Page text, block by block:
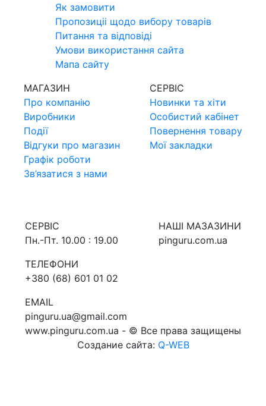
Як замовити
Пропозицii щодо вибору товарiв
Питання та вiдповiдi
Умови використання сайта
Мапа сайту
МАГАЗИН
Про компанiю
Виробники
Події
Відгуки про магазин
Графік роботи
Зв’язатися з нами
СЕРВIС
Новинки та хiти
Особистий кабінет
Повернення товару
Мої закладки
СЕРВIС
Пн.-Пт. 10.00 : 19.00
ТЕЛЕФОНИ
+380 (68) 601 01 02
EMAIL
pinguru.ua@gmail.com
НАШI МАЗАЗИНИ
pinguru.com.ua
www.pinguru.com.ua - © Все права защищены
Создание сайта: Q-WEB